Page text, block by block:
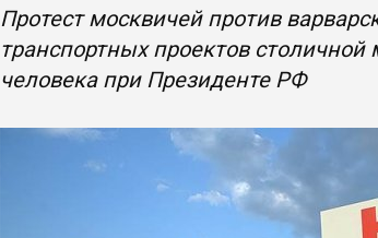
Протест москвичей против
транспортных проектов
человека при Президенте РФ